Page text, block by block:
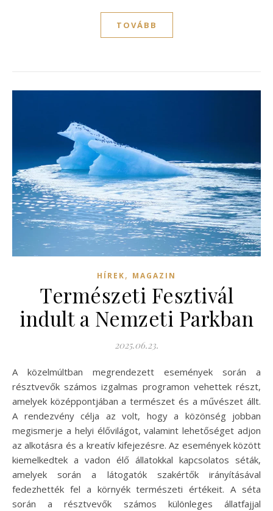
TOVÁBB
HÍREK, MAGAZIN
Természeti Fesztivál
indult a Nemzeti Parkban
2025.06.23.
A közelmúltban megrendezett események során a
résztvevők számos izgalmas programon vehettek részt,
amelyek középpontjában a természet és a művészet állt.
A rendezvény célja az volt, hogy a közönség jobban
megismerje a helyi élővilágot, valamint lehetőséget adjon
az alkotásra és a kreatív kifejezésre. Az események között
kiemelkedtek a vadon élő állatokkal kapcsolatos séták,
amelyek során a látogatók szakértők irányításával
fedezhették fel a környék természeti értékeit. A séta
során a résztvevők számos különleges állatfajjal